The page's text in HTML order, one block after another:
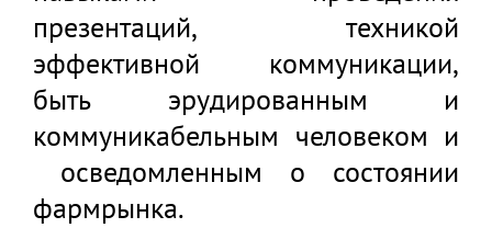
презентаций, техникой
эффективной коммуникации,
быть эрудированным и
коммуникабельным человеком и
осведомленным о состоянии
фармрынка.